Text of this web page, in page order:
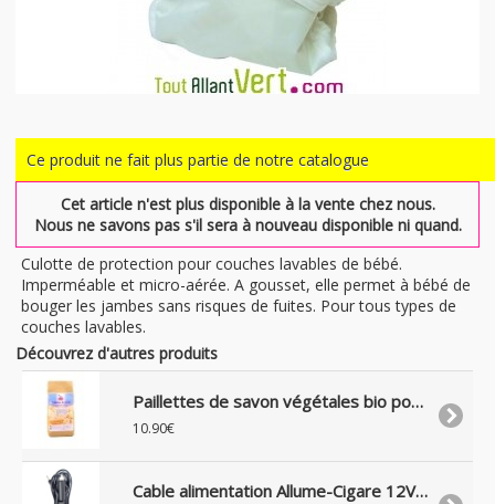
Ce produit ne fait plus partie de notre catalogue
Cet article n'est plus disponible à la vente chez nous.
Nous ne savons pas s'il sera à nouveau disponible ni quand.
Culotte de protection pour couches lavables de bébé.
Imperméable et micro-aérée. A gousset, elle permet à bébé de
bouger les jambes sans risques de fuites. Pour tous types de
couches lavables.
Découvrez d'autres produits
Paillettes de savon végétales bio pour lessive écolo, 1Kg
10.90€
Cable alimentation Allume-Cigare 12V pour appareils avec prise jack 3.5mm